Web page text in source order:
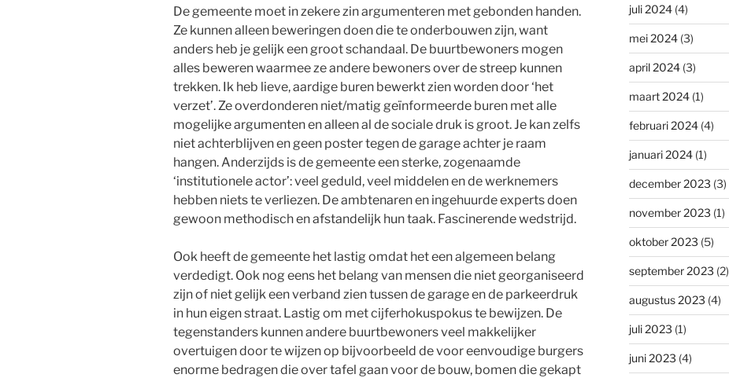
De gemeente moet in zekere zin argumenteren met gebonden handen.
Ze kunnen alleen beweringen doen die te onderbouwen zijn, want
anders heb je gelijk een groot schandaal. De buurtbewoners mogen
alles beweren waarmee ze andere bewoners over de streep kunnen
trekken. Ik heb lieve, aardige buren bewerkt zien worden door ‘het
verzet’. Ze overdonderen niet/matig geïnformeerde buren met alle
mogelijke argumenten en alleen al de sociale druk is groot. Je kan zelfs
niet achterblijven en geen poster tegen de garage achter je raam
hangen. Anderzijds is de gemeente een sterke, zogenaamde
‘institutionele actor’: veel geduld, veel middelen en de werknemers
hebben niets te verliezen. De ambtenaren en ingehuurde experts doen
gewoon methodisch en afstandelijk hun taak. Fascinerende wedstrijd.
Ook heeft de gemeente het lastig omdat het een algemeen belang
verdedigt. Ook nog eens het belang van mensen die niet georganiseerd
zijn of niet gelijk een verband zien tussen de garage en de parkeerdruk
in hun eigen straat. Lastig om met cijferhokuspokus te bewijzen. De
tegenstanders kunnen andere buurtbewoners veel makkelijker
overtuigen door te wijzen op bijvoorbeeld de voor eenvoudige burgers
enorme bedragen die over tafel gaan voor de bouw, bomen die gekapt
juli 2024(4)
mei 2024(3)
april 2024(3)
maart 2024(1)
februari 2024(4)
januari 2024(1)
december 2023 (3)
november 2023 (1)
oktober 2023 (5)
september 2023 (2)
augustus 2023 (4)
juli 2023 (1)
juni 2023 (4)